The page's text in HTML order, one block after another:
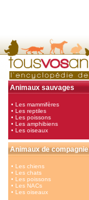
Animaux sauvages
• Les mammifères
• Les reptiles
• Les poissons
• Les amphibiens
• Les oiseaux
Animaux de compagnie
• Les chiens
• Les chats
• Les poissons
• Les NACs
• Les oiseaux